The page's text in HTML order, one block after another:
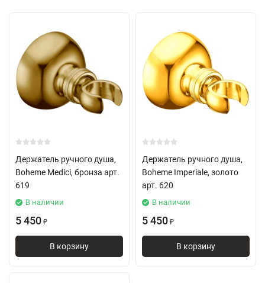
Держатель ручного душа,
Boheme Medici, бронза арт.
619
В наличии
5 450 ₽
В корзину
Держатель ручного душа,
Boheme Imperiale, золото
арт. 620
В наличии
5 450 ₽
В корзину